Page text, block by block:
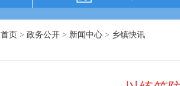
首页 > 政务公开 > 新闻中心 > 乡镇快讯